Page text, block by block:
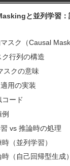
と並列学習：
スク（Causal
ク行列の構造
スクの意味
用の実装
コード
vs 推論時の処理
（並列学習）
（自己回帰型生成）